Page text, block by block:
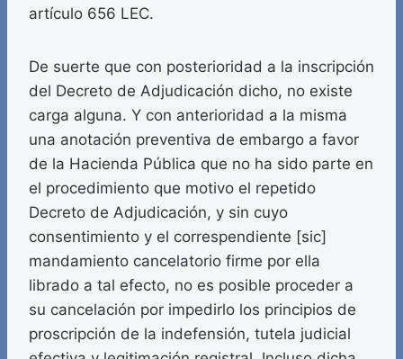
artículo 656 LEC.
De suerte que con posterioridad a la inscripción
del Decreto de Adjudicación dicho, no existe
carga alguna. Y con anterioridad a la misma
una anotación preventiva de embargo a favor
de la Hacienda Pública que no ha sido parte en
el procedimiento que motivo el repetido
Decreto de Adjudicación, y sin cuyo
consentimiento y el correspendiente [sic]
mandamiento cancelatorio firme por ella
librado a tal efecto, no es posible proceder a
su cancelación por impedirlo los principios de
proscripción de la indefensión, tutela judicial